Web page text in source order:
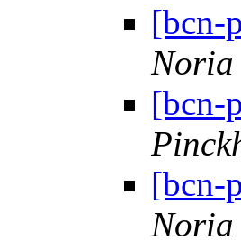
[bcn-
Noria
[bcn-
[bcn-
Noria